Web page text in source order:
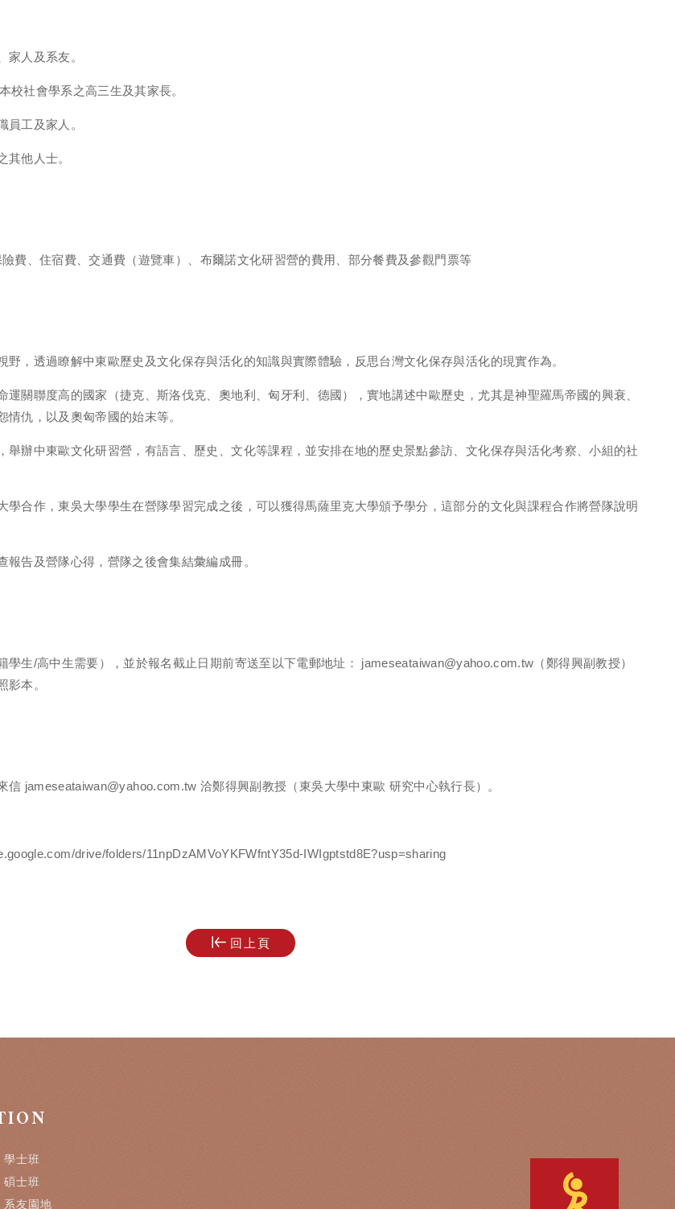
家人及系友。
校社會學系之高三生及其家長。
員工及家人。
其他人士。
費、住宿費、交通費（遊覽車）、布爾諾文化研習營的費用、部分餐費及參觀門票等
野，透過瞭解中東歐歷史及文化保存與活化的知識與實際體驗，反思台灣文化保存與活化的現實作為。
運關聯度高的國家（捷克、斯洛伐克、奧地利、匈牙利、德國），實地講述中歐歷史，尤其是神聖羅馬帝國的興衰、
情仇，以及奧匈帝國的始末等。
舉辦中東歐文化研習營，有語言、歷史、文化等課程，並安排在地的歷史景點參訪、文化保存與活化考察、小組的社
學合作，東吳大學學生在營隊學習完成之後，可以獲得馬薩里克大學頒予學分，這部分的文化與課程合作將營隊說明
報告及營隊心得，營隊之後會集結彙編成冊。
學生/高中生需要），並於報名截止日期前寄送至以下電郵地址： jameseataiwan@yahoo.com.tw（鄭得興副教授）
影本。
信 jameseataiwan@yahoo.com.tw 洽鄭得興副教授（東吳大學中東歐 研究中心執行長）。
drive/folders/11npDzAMVoYKFWfntY35d-IWIgptstd8E?usp=sharing
回上頁
學士班
碩士班
系友園地